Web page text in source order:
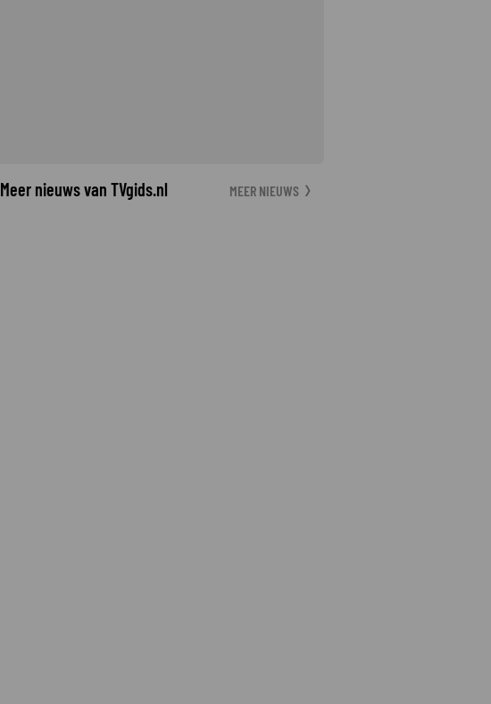
Meer nieuws van TVgids.nl MEER NIEUWS